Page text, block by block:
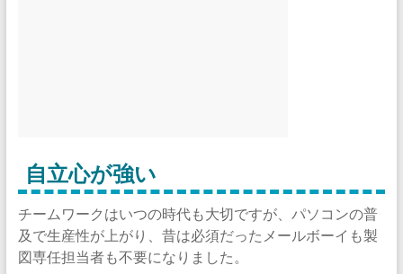
自立心が強い
チームワークはいつの時代も大切ですが、パソコンの普
及で生産性が上がり、昔は必須だったメールボーイも製
図専任担当者も不要になりました。